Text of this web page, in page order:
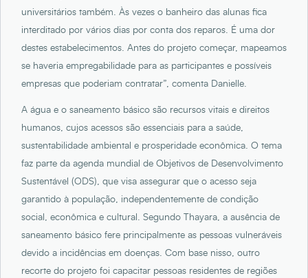
universitários também. Às vezes o banheiro das alunas fica
interditado por vários dias por conta dos reparos. É uma dor
destes estabelecimentos. Antes do projeto começar, mapeamos
se haveria empregabilidade para as participantes e possíveis
empresas que poderiam contratar”, comenta Danielle.
A água e o saneamento básico são recursos vitais e direitos
humanos, cujos acessos são essenciais para a saúde,
sustentabilidade ambiental e prosperidade econômica. O tema
faz parte da agenda mundial de Objetivos de Desenvolvimento
Sustentável (ODS), que visa assegurar que o acesso seja
garantido à população, independentemente de condição
social, econômica e cultural. Segundo Thayara, a ausência de
saneamento básico fere principalmente as pessoas vulneráveis
devido a incidências em doenças. Com base nisso, outro
recorte do projeto foi capacitar pessoas residentes de regiões